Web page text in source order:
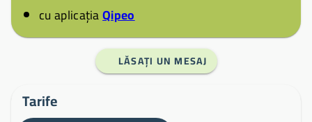
cu aplicațiaQipeo
LĂSAȚI UN MESAJ
Tarife